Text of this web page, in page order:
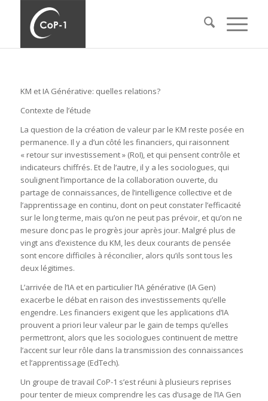
KM et IA Générative: quelles relations?
Contexte de l’étude
La question de la création de valeur par le KM reste posée en
permanence. Il y a d’un côté les financiers, qui raisonnent
« retour sur investissement » (RoI), et qui pensent contrôle et
indicateurs chiffrés. Et de l’autre, il y a les sociologues, qui
soulignent l’importance de la collaboration ouverte, du
partage de connaissances, de l’intelligence collective et de
l’apprentissage en continu, dont on peut constater l’efficacité
sur le long terme, mais qu’on ne peut pas prévoir, et qu’on ne
mesure donc pas le progrès jour après jour. Malgré plus de
vingt ans d’existence du KM, les deux courants de pensée
sont encore difficiles à réconcilier, alors qu’ils sont tous les
deux légitimes.
L’arrivée de l’IA et en particulier l’IA générative (IA Gen)
exacerbe le débat en raison des investissements qu’elle
engendre. Les financiers exigent que les applications d’IA
prouvent a priori leur valeur par le gain de temps qu’elles
permettront, alors que les sociologues continuent de mettre
l’accent sur leur rôle dans la transmission des connaissances
et l’apprentissage (EdTech).
Un groupe de travail CoP-1 s’est réuni à plusieurs reprises
pour tenter de mieux comprendre les cas d’usage de l’IA Gen